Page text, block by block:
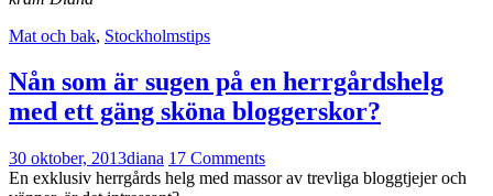
Mat och bak, Stockholmstips
Nån som är sugen på en herrgårdshelg
med ett gäng sköna bloggerskor?
30 oktober, 2013diana 17 Comments
En exklusiv herrgårds helg med massor av trevliga bloggtjejer och